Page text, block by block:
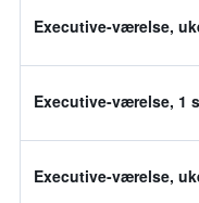
Executive-værelse,
Executive-værelse, 1
Executive-værelse,